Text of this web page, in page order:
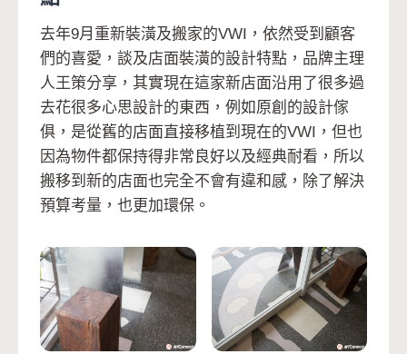
去年9月重新裝潢及搬家的VWI，依然受到顧客
們的喜愛，談及店面裝潢的設計特點，品牌主理
人王策分享，其實現在這家新店面沿用了很多過
去花很多心思設計的東西，例如原創的設計傢
俱，是從舊的店面直接移植到現在的VWI，但也
因為物件都保持得非常良好以及經典耐看，所以
搬移到新的店面也完全不會有違和感，除了解決
預算考量，也更加環保。